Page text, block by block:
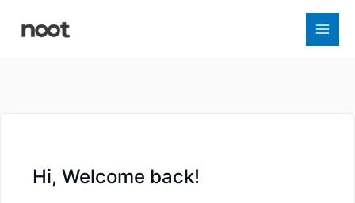
Hi, Welcome back!